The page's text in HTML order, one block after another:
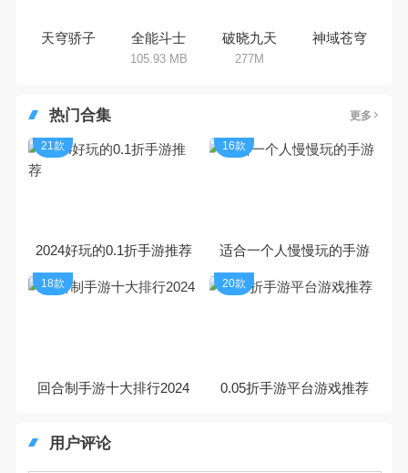
天穹骄子 全能斗士
105.93 MB
破晓九天
277M
神域苍穹
热门合集 更多
2024好玩的0.1折手游推荐
21款
适合一个人慢慢玩的手游
16款
回合制手游十大排行2024
18款
0.05折手游平台游戏推荐
20款
用户评论